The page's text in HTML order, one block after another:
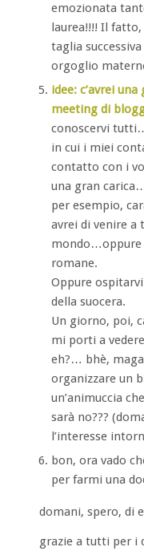
emozionata
laurea!!!! Il
taglia
orgoglio
idee: c’avrei
meeting di
conoscervi
in cui i miei
contatto con i
una gran
per esempio,
avrei di venire a
mondo…oppure
romane.
Oppure
della suocera.
Un giorno, poi,
mi porti a
eh?… bhè,
organizzare un
un’animuccia
sarà no???
l’interesse
bon, ora vado
per farmi una
domani, spero, di
grazie a tutti per i